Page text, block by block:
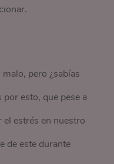
pero ¿sabías
por esto, que pese a
estrés en nuestro
de este durante